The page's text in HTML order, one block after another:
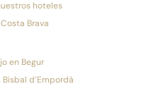
hoteles
Brava
en Begur
d’Empordà